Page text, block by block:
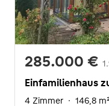
285.000 €
Einfamilienhaus
4 Zimmer · 146,8